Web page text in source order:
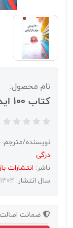
نام محصول:
کتاب 100 ایده ی برتر بازاریابی - چاپ نهم
نویسنده/مترجم:
درگی
ناشر: انتشارات
سال انتشار: 1404
ضمانت